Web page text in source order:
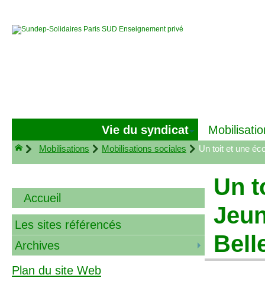
Vie du syndicat
Mobilisations Mobilisations sociales Un toit et une
Un
Accueil
Les sites référencés
Archives
Plan du site Web